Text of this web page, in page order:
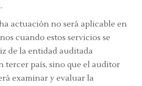
actuación no será aplicable en
cuando estos servicios se
de la entidad auditada
tercer país, sino que el auditor
examinar y evaluar la